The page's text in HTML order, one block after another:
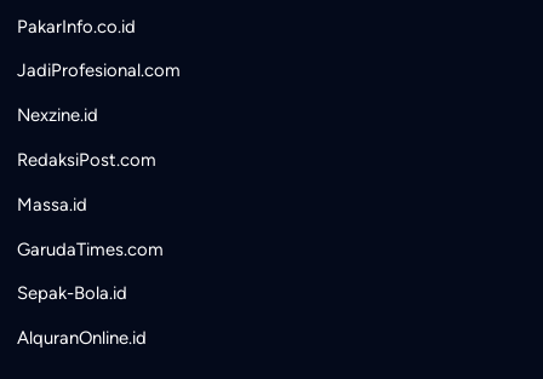
PakarInfo.co.id
JadiProfesional.com
Nexzine.id
RedaksiPost.com
Massa.id
GarudaTimes.com
Sepak-Bola.id
AlquranOnline.id